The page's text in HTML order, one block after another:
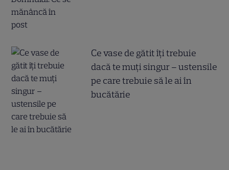
Ce vase de gătit îți trebuie
dacă te muți singur – ustensile
pe care trebuie să le ai în
bucătărie